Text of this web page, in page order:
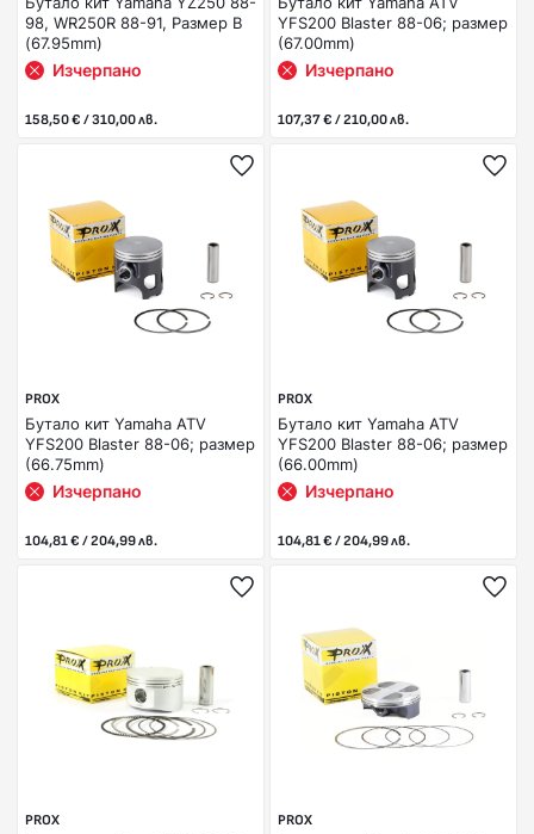
98, WR250R 88-91, Размер B
(67.95mm)
Изчерпано
158,50 € / 310,00 лв.
YFS200 Blaster 88-06; размер
(67.00mm)
Изчерпано
107,37 € / 210,00 лв.
PROX
Бутало кит Yamaha ATV
YFS200 Blaster 88-06; размер
(66.75mm)
Изчерпано
104,81 € / 204,99 лв.
PROX
Бутало кит Yamaha ATV
YFS200 Blaster 88-06; размер
(66.00mm)
Изчерпано
104,81 € / 204,99 лв.
PROX PROX